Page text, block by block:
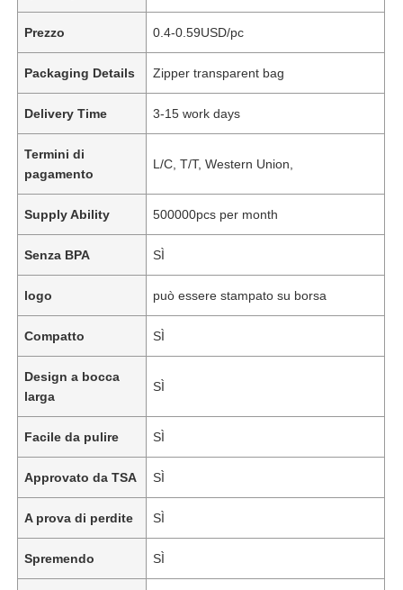
Prezzo 0.4-0.59USD/pc
Packaging Details Zipper transparent bag
Delivery Time 3-15 work days
Termini di
pagamento
L/C, T/T, Western Union,
Supply Ability 500000pcs per month
Senza BPA SÌ
logo può essere stampato su borsa
Compatto SÌ
Design a bocca
larga
SÌ
Facile da pulire SÌ
Approvato da TSA SÌ
A prova di perdite SÌ
Spremendo SÌ